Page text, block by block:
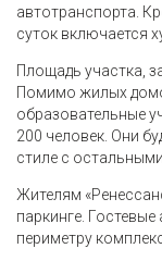
автотранспорта.
суток включается
Площадь участка,
Помимо жилых
образовательные
200 человек. Они
стиле с
Жителям
паркинге.
периметру